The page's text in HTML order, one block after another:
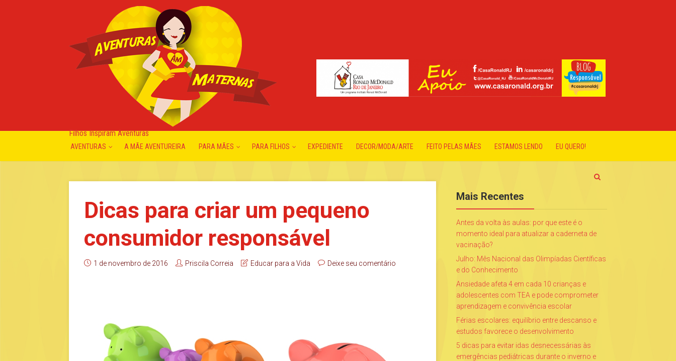
Filhos Inspiram Aventuras
AVENTURAS A MÃE AVENTUREIRA PARA MÃES PARA FILHOS EXPEDIENTE DECOR/MODA/ARTE FEITO PELAS MÃES ESTAMOS LENDO EU QUERO!
Dicas para criar um pequeno
consumidor responsável
1 de novembro de 2016 Priscila Correia Educar para a Vida Deixe seu comentário
Mais Recentes
Antes da volta às aulas: por que este é o
momento ideal para atualizar a caderneta de
vacinação?
Julho: Mês Nacional das Olimpíadas Científicas
e do Conhecimento
Ansiedade afeta 4 em cada 10 crianças e
adolescentes com TEA e pode comprometer
aprendizagem e convivência escolar
Férias escolares: equilíbrio entre descanso e
estudos favorece o desenvolvimento
5 dicas para evitar idas desnecessárias às
emergências pediátricas durante o inverno e